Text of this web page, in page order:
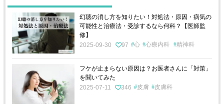
幻聴の消し方を知りたい！対処法・原因・病気の
可能性と治療法・受診するなら何科？【医師監
修】
2025-09-30
97 心 心療内科 精神科
フケが止まらない原因は？お医者さんに「対策」
を聞いてみた
2025-07-11
346 皮膚 皮膚科